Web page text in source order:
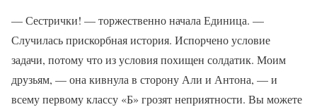
— Сестрички! — торжественно начала Единица. —
Случилась прискорбная история. Испорчено условие
задачи, потому что из условия похищен солдатик. Моим
друзьям, — она кивнула в сторону Али и Антона, — и
всему первому классу «Б» грозят неприятности. Вы можете